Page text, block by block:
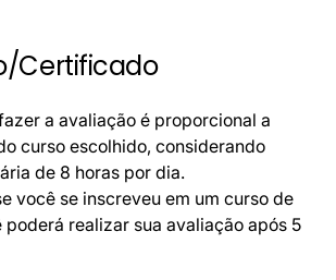
Certificado
a avaliação é proporcional a
curso escolhido, considerando
de 8 horas por dia.
você se inscreveu em um curso de
poderá realizar sua avaliação após 5